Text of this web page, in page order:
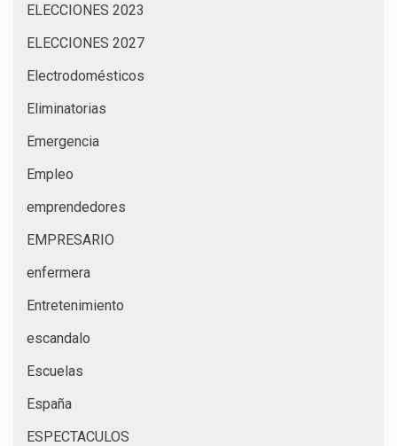
ELECCIONES 2023
ELECCIONES 2027
Electrodomésticos
Eliminatorias
Emergencia
Empleo
emprendedores
EMPRESARIO
enfermera
Entretenimiento
escandalo
Escuelas
España
ESPECTACULOS